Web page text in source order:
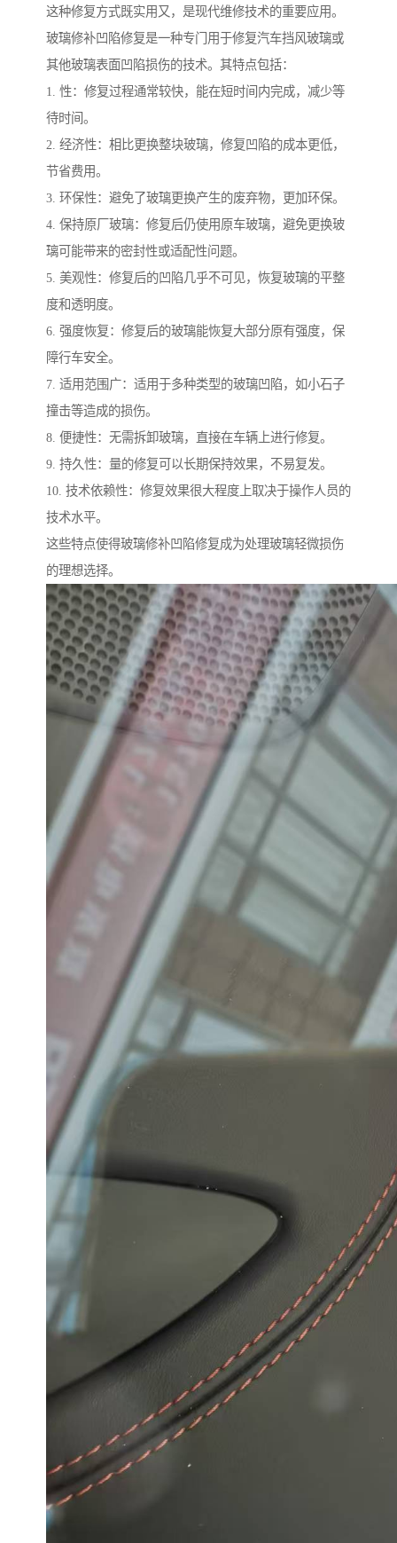
这种修复方式既实用又，是现代维修技术的重要应用。
玻璃修补凹陷修复是一种专门用于修复汽车挡风玻璃或
其他玻璃表面凹陷损伤的技术。其特点包括：
1. 性：修复过程通常较快，能在短时间内完成，减少等
待时间。
2. 经济性：相比更换整块玻璃，修复凹陷的成本更低，
节省费用。
3. 环保性：避免了玻璃更换产生的废弃物，更加环保。
4. 保持原厂玻璃：修复后仍使用原车玻璃，避免更换玻
璃可能带来的密封性或适配性问题。
5. 美观性：修复后的凹陷几乎不可见，恢复玻璃的平整
度和透明度。
6. 强度恢复：修复后的玻璃能恢复大部分原有强度，保
障行车安全。
7. 适用范围广：适用于多种类型的玻璃凹陷，如小石子
撞击等造成的损伤。
8. 便捷性：无需拆卸玻璃，直接在车辆上进行修复。
9. 持久性：量的修复可以长期保持效果，不易复发。
10. 技术依赖性：修复效果很大程度上取决于操作人员的
技术水平。
这些特点使得玻璃修补凹陷修复成为处理玻璃轻微损伤
的理想选择。